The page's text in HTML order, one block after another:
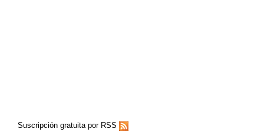
Suscripción gratuita por RSS